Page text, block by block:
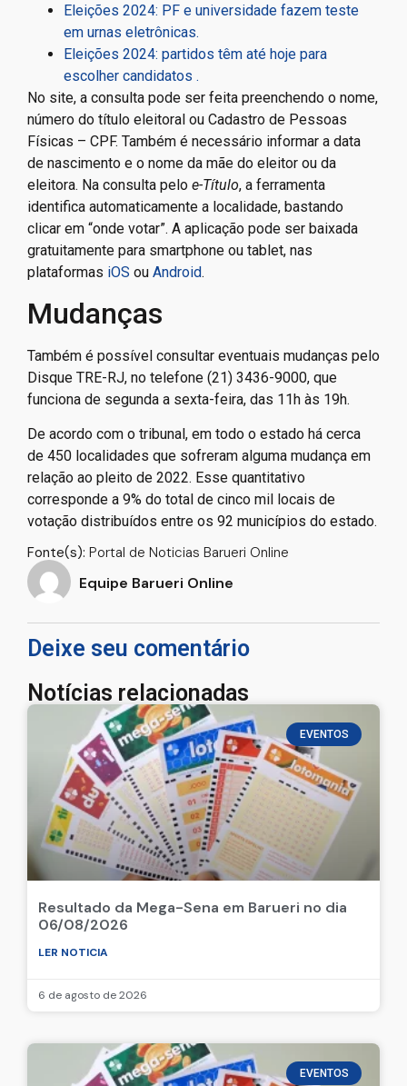
Eleições 2024: PF e universidade fazem teste
em urnas eletrônicas.
Eleições 2024: partidos têm até hoje para
escolher candidatos .
No site, a consulta pode ser feita preenchendo o nome,
número do título eleitoral ou Cadastro de Pessoas
Físicas – CPF. Também é necessário informar a data
de nascimento e o nome da mãe do eleitor ou da
eleitora. Na consulta pelo e-Título, a ferramenta
identifica automaticamente a localidade, bastando
clicar em “onde votar”. A aplicação pode ser baixada
gratuitamente para smartphone ou tablet, nas
plataformas iOS ou Android.
Mudanças
Também é possível consultar eventuais mudanças pelo
Disque TRE-RJ, no telefone (21) 3436-9000, que
funciona de segunda a sexta-feira, das 11h às 19h.
De acordo com o tribunal, em todo o estado há cerca
de 450 localidades que sofreram alguma mudança em
relação ao pleito de 2022. Esse quantitativo
corresponde a 9% do total de cinco mil locais de
votação distribuídos entre os 92 municípios do estado.
Fonte(s): Portal de Noticias Barueri Online
Equipe Barueri Online
Deixe seu comentário
Notícias relacionadas
EVENTOS
Resultado da Mega-Sena em Barueri no dia
06/08/2026
LER NOTICIA
6 de agosto de 2026
EVENTOS